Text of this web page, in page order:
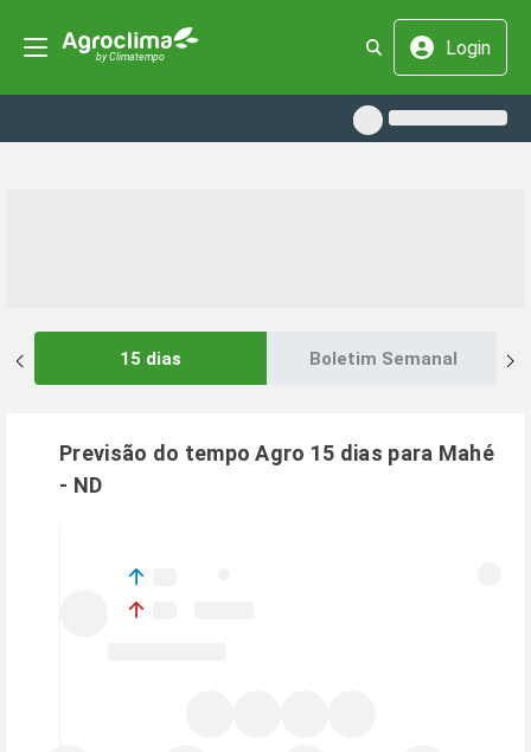
Login
15 dias Boletim Semanal
Previsão do tempo Agro 15 dias para Mahé
- ND